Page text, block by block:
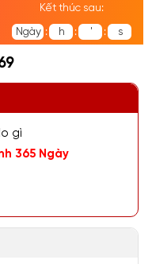
Kết thúc sau:
Ngày : h : ' : s
gì
365 Ngày